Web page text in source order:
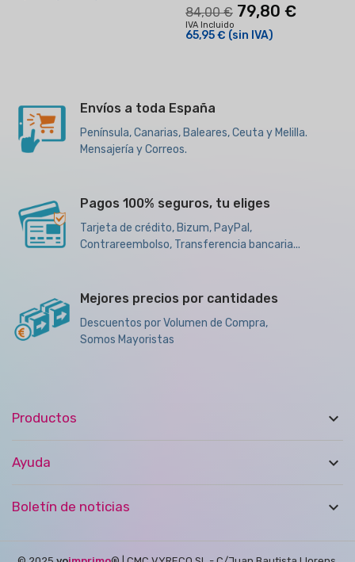
84,00 € 79,80 €
IVA Incluido
65,95 € (sin IVA)
Envíos a toda España
Península, Canarias, Baleares, Ceuta y Melilla.
Mensajería y Correos.
Pagos 100% seguros, tu eliges
Tarjeta de crédito, Bizum, PayPal,
Contrareembolso, Transferencia bancaria...
Mejores precios por cantidades
Descuentos por Volumen de Compra,
Somos Mayoristas
Productos 
Ayuda 
Boletín de noticias 